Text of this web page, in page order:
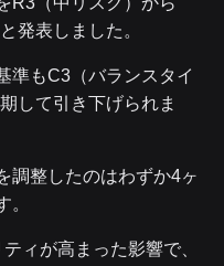
発表しました。
準もC3（バランスタイ
して引き下げられま
調整したのはわずか4ヶ
。
ィが高まった影響で、